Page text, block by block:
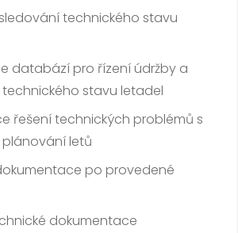
technického stavu
databází pro řízení údržby a
stavu letadel
řešení technických problémů s
letů
po provedené
dokumentace